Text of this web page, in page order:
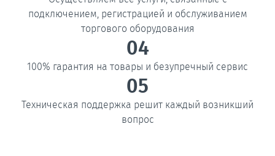
подключением, регистрацией и обслуживанием
торгового оборудования
04
100% гарантия на товары и безупречный сервис
05
Техническая поддержка решит каждый возникший
вопрос